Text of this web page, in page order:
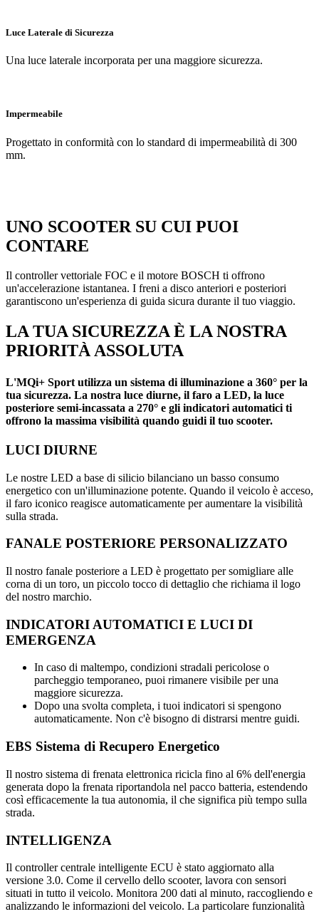
Luce Laterale di Sicurezza
Una luce laterale incorporata per una maggiore sicurezza.
Impermeabile
Progettato in conformità con lo standard di impermeabilità di 300
mm.
UNO SCOOTER SU CUI PUOI
CONTARE
Il controller vettoriale FOC e il motore BOSCH ti offrono
un'accelerazione istantanea. I freni a disco anteriori e posteriori
garantiscono un'esperienza di guida sicura durante il tuo viaggio.
LA TUA SICUREZZA È LA NOSTRA
PRIORITÀ ASSOLUTA
L'MQi+ Sport utilizza un sistema di illuminazione a 360° per la
tua sicurezza. La nostra luce diurne, il faro a LED, la luce
posteriore semi-incassata a 270° e gli indicatori automatici ti
offrono la massima visibilità quando guidi il tuo scooter.
LUCI DIURNE
Le nostre LED a base di silicio bilanciano un basso consumo
energetico con un'illuminazione potente. Quando il veicolo è acceso,
il faro iconico reagisce automaticamente per aumentare la visibilità
sulla strada.
FANALE POSTERIORE PERSONALIZZATO
Il nostro fanale posteriore a LED è progettato per somigliare alle
corna di un toro, un piccolo tocco di dettaglio che richiama il logo
del nostro marchio.
INDICATORI AUTOMATICI E LUCI DI
EMERGENZA
In caso di maltempo, condizioni stradali pericolose o
parcheggio temporaneo, puoi rimanere visibile per una
maggiore sicurezza.
Dopo una svolta completa, i tuoi indicatori si spengono
automaticamente. Non c'è bisogno di distrarsi mentre guidi.
EBS Sistema di Recupero Energetico
Il nostro sistema di frenata elettronica ricicla fino al 6% dell'energia
generata dopo la frenata riportandola nel pacco batteria, estendendo
così efficacemente la tua autonomia, il che significa più tempo sulla
strada.
INTELLIGENZA
Il controller centrale intelligente ECU è stato aggiornato alla
versione 3.0. Come il cervello dello scooter, lavora con sensori
situati in tutto il veicolo. Monitora 200 dati al minuto, raccogliendo e
analizzando le informazioni del veicolo. La particolare funzionalità